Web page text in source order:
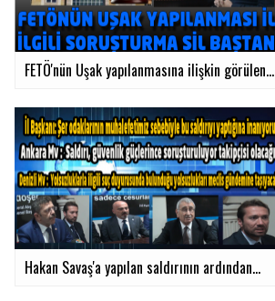
FETÖ'nün Uşak yapılanmasına ilişkin görülen...
Hakan Savaş'a yapılan saldırının ardından...